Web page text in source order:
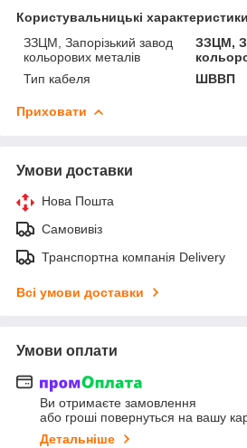
Користувальницькі характеристики
ЗЗЦМ, Запорізький завод
кольорових металів
ЗЗЦМ,
Тип кабеля
ШВВП
Приховати
Умови доставки
Нова Пошта
Самовивіз
Транспортна компанія Delivery
Всі умови доставки
Умови оплати
Ви отримаєте замовлення
або гроші повернуться на вашу
Детальніше